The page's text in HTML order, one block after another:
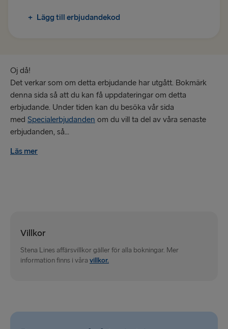
Karlskrona → Gdynia
Gdynia → Karlskrona
Rosslare → Fishguard
Belfast → Cairnryan
+ Lägg till erbjudandekod
Oj då!
Det verkar som om detta erbjudande har utgått. Bokmärk
denna sida så att du kan få uppdateringar om detta
erbjudande. Under tiden kan du besöka vår sida
med Specialerbjudanden om du vill ta del av våra senaste
erbjudanden, så...
Läs mer
Villkor
Stena Lines affärsvillkor gäller för alla bokningar. Mer
information finns i våra villkor.